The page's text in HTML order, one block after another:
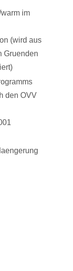
im
(wird aus
Gruenden
den OVV